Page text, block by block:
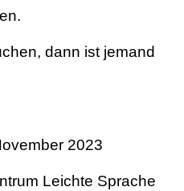
dann ist jemand
2023
Leichte Sprache